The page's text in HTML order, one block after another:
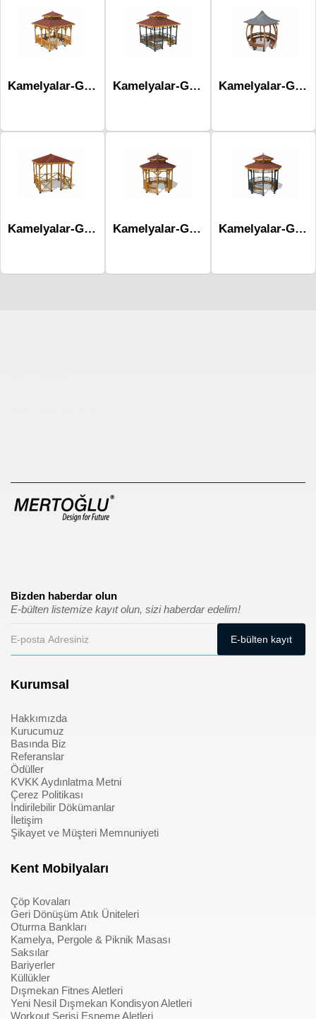
Kamelyalar-Gazebolar Mps-001a Kamelyalar-Gazebolar Mps-001b Kamelyalar-Gazebolar Mps-046
Kamelyalar-Gazebolar Mps-023a Kamelyalar-Gazebolar Mps-002a Kamelyalar-Gazebolar Mps-002b
Bizden haberdar olun
E-bülten listemize kayıt olun, sizi haberdar edelim!
Kurumsal
Hakkımızda
Kurucumuz
Basında Biz
Referanslar
Ödüller
KVKK Aydınlatma Metni
Çerez Politikası
İndirilebilir Dökümanlar
İletişim
Şikayet ve Müşteri Memnuniyeti
Kent Mobilyaları
Çöp Kovaları
Geri Dönüşüm Atık Üniteleri
Oturma Bankları
Kamelya, Pergole & Piknik Masası
Saksılar
Bariyerler
Küllükler
Dışmekan Fitnes Aletleri
Yeni Nesil Dışmekan Kondisyon Aletleri
Workout Serisi Esneme Aletleri